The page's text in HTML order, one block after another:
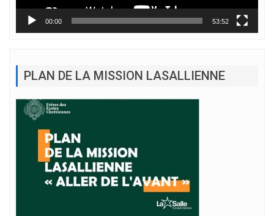
00:00 53:52
PLAN DE LA MISSION LASALLIENNE